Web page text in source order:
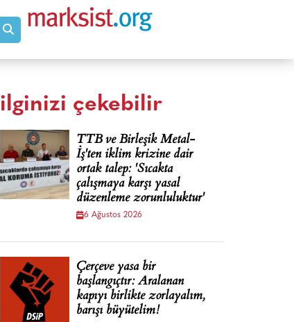
ilginizi çekebilir
TTB ve Birleşik Metal-
İş'ten iklim krizine dair
ortak talep: 'Sıcakta
çalışmaya karşı yasal
düzenleme zorunluluktur'
6 Ağustos 2026
Çerçeve yasa bir
başlangıçtır: Aralanan
kapıyı birlikte zorlayalım,
barışı büyütelim!